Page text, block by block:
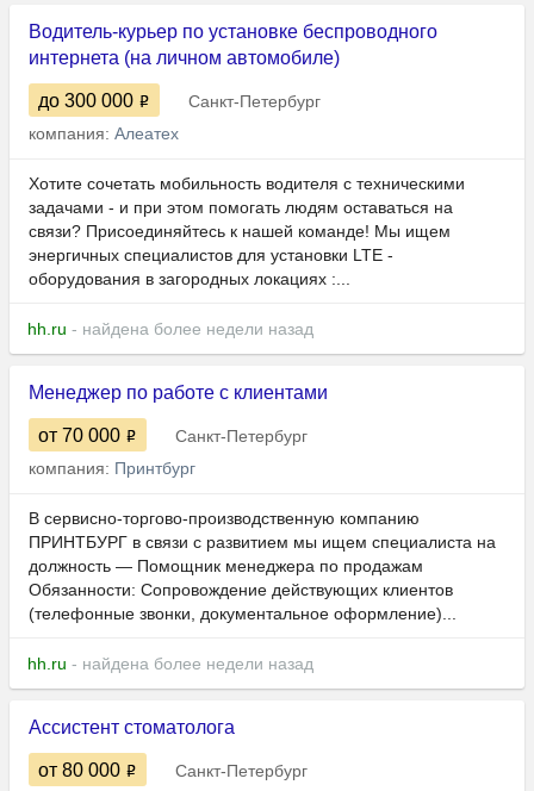
Водитель-курьер по установке беспроводного
интернета (на личном автомобиле)
до 300 000
Санкт-Петербург
компания: Алеатех
Хотите сочетать мобильность водителя с техническими
задачами - и при этом помогать людям оставаться на
связи? Присоединяйтесь к нашей команде! Мы ищем
энергичных специалистов для установки LTE -
оборудования в загородных локациях :...
hh.ru - найдена более недели назад
Менеджер по работе с клиентами
от 70 000
Санкт-Петербург
компания: Принтбург
В сервисно-торгово-производственную компанию
ПРИНТБУРГ в связи с развитием мы ищем специалиста на
должность — Помощник менеджера по продажам
Обязанности: Сопровождение действующих клиентов
(телефонные звонки, документальное оформление)...
hh.ru - найдена более недели назад
Ассистент стоматолога
от 80 000
Санкт-Петербург